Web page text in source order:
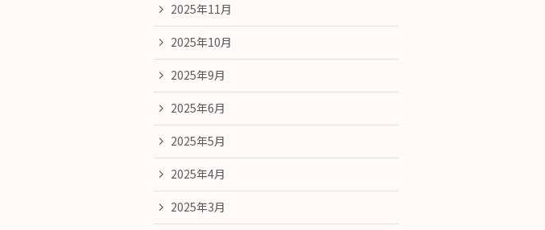
2025年11月
2025年10月
2025年9月
2025年6月
2025年5月
2025年4月
2025年3月